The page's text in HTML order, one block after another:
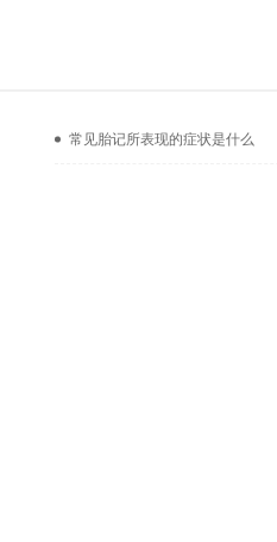
常见胎记所表现的症状是什么